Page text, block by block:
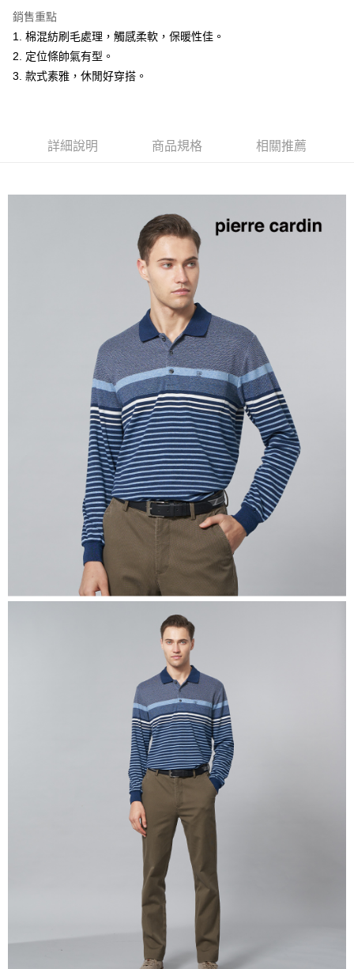
全家取貨付款
每筆NT$60，滿NT$1,200(含以上)免運費
萊爾富取貨付款
每筆NT$60，滿NT$1,200(含以上)免運費
每筆NT$60，滿NT$1,200(含以上)免運費
每筆NT$60，滿NT$1,200(含以上)免運費
每筆NT$80，滿NT$1,200(含以上)免運費
每筆NT$80，滿NT$1,200(含以上)免運費
銷售重點
1. 棉混紡刷毛處理，觸感柔軟，保暖性佳。
2. 定位條帥氣有型。
3. 款式素雅，休閒好穿搭。
詳細說明 商品規格 相關推薦